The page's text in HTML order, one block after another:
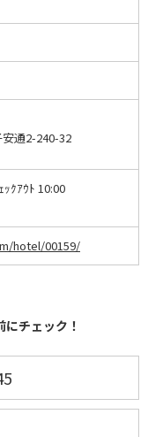
通2-240-32
ｯｸｱｳﾄ 10:00
hotel/00159/
チェック！